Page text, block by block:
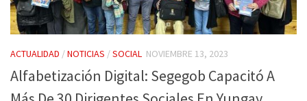
ACTUALIDAD /NOTICIAS /SOCIAL NOVIEMBRE 13, 2023
Alfabetización Digital: Segegob Capacitó A